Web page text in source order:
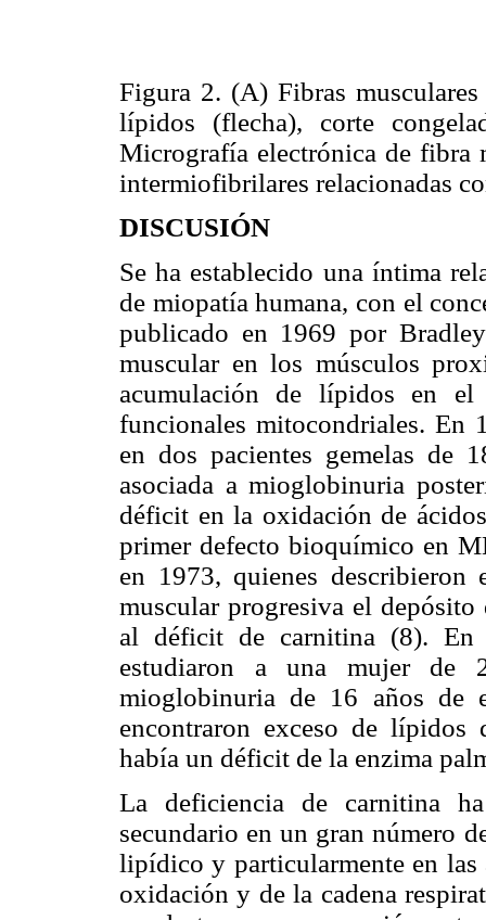
Figura 2. (A) Fibras
lípidos (flecha), corte
Micrografía electrónica de fibra
intermiofibrilares relacionadas
DISCUSIÓN
Se ha establecido una íntima
de miopatía humana, con el
publicado en 1969 por
muscular en los músculos
acumulación de lípidos en el
funcionales mitocondriales.
en dos pacientes gemelas de
asociada a mioglobinuria
déficit en la oxidación de
primer defecto bioquímico en
en 1973, quienes
muscular progresiva el
al déficit de carnitina (8).
estudiaron a una mujer de
mioglobinuria de 16 años de
encontraron exceso de
había un déficit de la enzima
La deficiencia de carnitina
secundario en un gran número
lipídico y particularmente en las
oxidación y de la cadena